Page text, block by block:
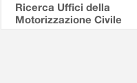
Ricerca Uffici della
Motorizzazione Civile